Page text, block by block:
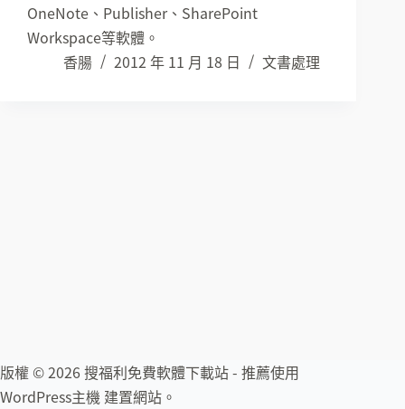
OneNote、Publisher、SharePoint
Workspace等軟體。
香腸
2012 年 11 月 18 日 文書處理
版權 © 2026 搜福利免費軟體下載站 - 推薦使用
WordPress主機 建置網站。